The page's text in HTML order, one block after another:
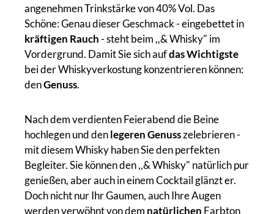
angenehmen Trinkstärke von 40% Vol. Das
Schöne: Genau dieser Geschmack - eingebettet in
kräftigen Rauch- steht beim ,,& Whisky" im
Vordergrund. Damit Sie sich aufdas Wichtigste
bei der Whiskyverkostung konzentrieren können:
denGenuss.
Nach dem verdienten Feierabend die Beine
hochlegen und denlegeren Genusszelebrieren -
mit diesem Whisky haben Sie den perfekten
Begleiter. Sie können den ,,& Whisky" natürlich pur
genießen, aber auch in einem Cocktail glänzt er.
Doch nicht nur Ihr Gaumen, auch Ihre Augen
werden verwöhnt von dem natürlichen Farbton